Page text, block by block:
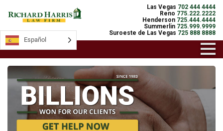
Las Vegas 702 444 4444
Reno 775.222.2222
Henderson 725.444.4444
Summerlin 725.999.9999
Suroeste de Las Vegas 725 888 8888
Español